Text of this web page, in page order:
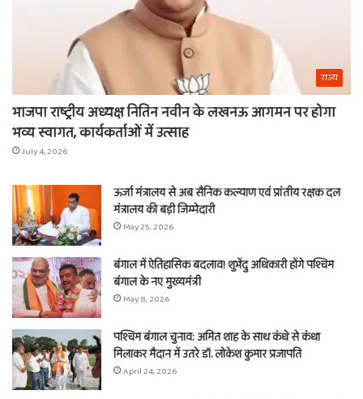
राज्य
भाजपा राष्ट्रीय अध्यक्ष नितिन नवीन के लखनऊ आगमन पर होगा
भव्य स्वागत, कार्यकर्ताओं में उत्साह
July 4, 2026
ऊर्जा मंत्रालय से अब सैनिक कल्याण एवं प्रांतीय रक्षक दल
मंत्रालय की बड़ी जिम्मेदारी
May 25, 2026
बंगाल में ऐतिहासिक बदलाव! शुभेंदु अधिकारी होंगे पश्चिम
बंगाल के नए मुख्यमंत्री
May 8, 2026
पश्चिम बंगाल चुनाव: अमित शाह के साथ कंधे से कंधा
मिलाकर मैदान में उतरे डॉ. लोकेश कुमार प्रजापति
April 24, 2026